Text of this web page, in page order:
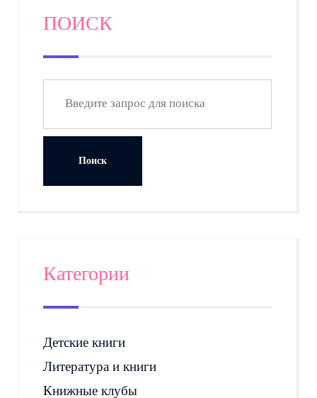
ПОИСК
Категории
Детские книги
Литература и книги
Книжные клубы